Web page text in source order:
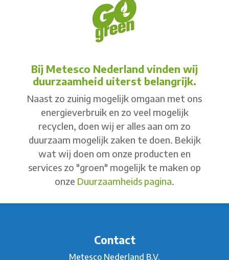
Bij Metesco Nederland vinden wij
duurzaamheid uiterst belangrijk.
Naast zo zuinig mogelijk omgaan met ons
energieverbruik en zo veel mogelijk
recyclen, doen wij er alles aan om zo
duurzaam mogelijk zaken te doen. Bekijk
wat wij doen om onze producten en
services zo "groen" mogelijk te maken op
onze Duurzaamheids pagina.
Contact
Metesco Nederland B.V.